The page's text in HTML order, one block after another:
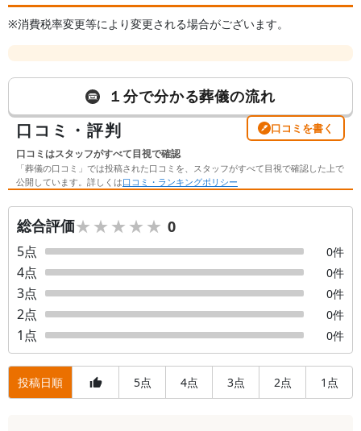
※消費税率変更等により変更される場合がございます。
１分で分かる葬儀の流れ
口コミ・評判 口コミを書く
口コミはスタッフがすべて目視で確認
「葬儀の口コミ」では投稿された口コミを、スタッフがすべて目視で確認した上で
公開しています。詳しくは口コミ・ランキングポリシー
総合評価★★★★★
★★★★★ 0
5点 0件
4点 0件
3点 0件
2点 0件
1 点 0件
投稿日順 5点 4点 3点 2点 1 点